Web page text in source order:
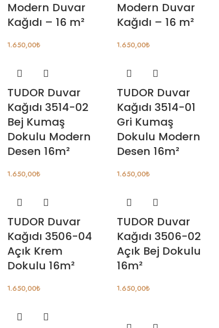
Modern Duvar
Kağıdı – 16 m²
1.650,00₺
Modern Duvar
Kağıdı – 16 m²
1.650,00₺
TUDOR Duvar
Kağıdı 3514-02
Bej Kumaş
Dokulu Modern
Desen 16m²
1.650,00₺
TUDOR Duvar
Kağıdı 3514-01
Gri Kumaş
Dokulu Modern
Desen 16m²
1.650,00₺
TUDOR Duvar
Kağıdı 3506-04
Açık Krem
Dokulu 16m²
1.650,00₺
TUDOR Duvar
Kağıdı 3506-02
Açık Bej Dokulu
16m²
1.650,00₺